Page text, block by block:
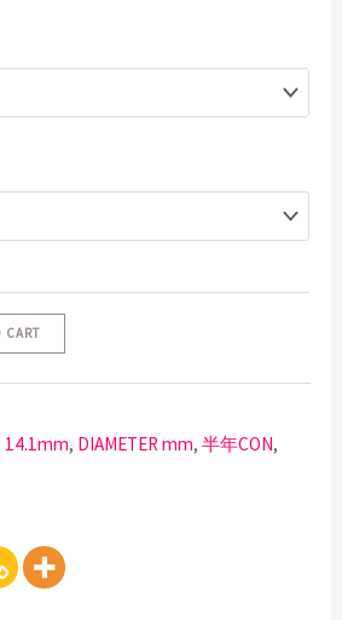
CART
14.1mm, DIAMETER mm,半年CON,